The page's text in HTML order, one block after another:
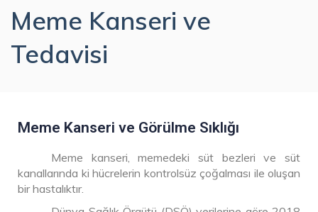
Meme Kanseri ve
Tedavisi
Meme Kanseri ve Görülme Sıklığı
Meme kanseri, memedeki süt bezleri ve süt
kanallarında ki hücrelerin kontrolsüz çoğalması ile oluşan
bir hastalıktır.